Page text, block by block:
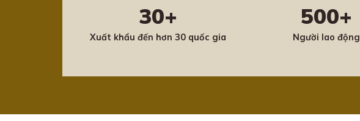
30+
Xuất khẩu đến hơn 30 quốc gia
500+
Người lao động